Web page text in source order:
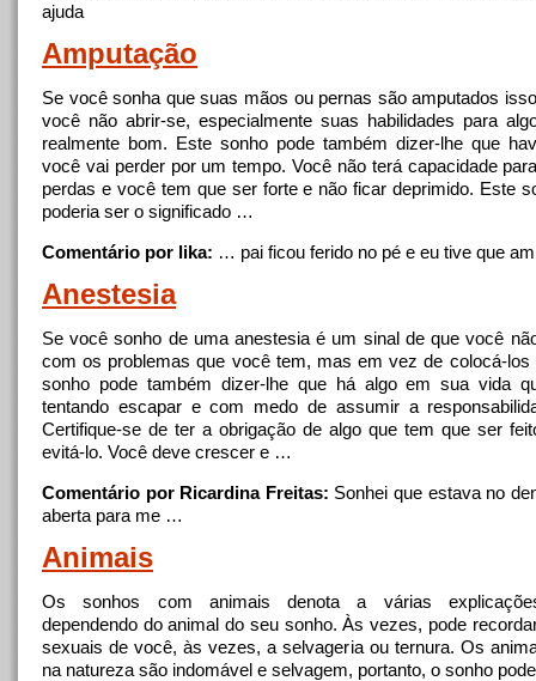
ajuda
Amputação
Se você sonha que suas mãos ou pernas são amputados
você não abrir-se, especialmente suas habilidades para
realmente bom. Este sonho pode também dizer-lhe que
você vai perder por um tempo. Você não terá capacidade
perdas e você tem que ser forte e não ficar deprimido. Este
poderia ser o significado …
Comentário por lika: … pai ficou ferido no pé e eu tive que
Anestesia
Se você sonho de uma anestesia é um sinal de que você
com os problemas que você tem, mas em vez de colocá-los
sonho pode também dizer-lhe que há algo em sua vida
tentando escapar e com medo de assumir a
Certifique-se de ter a obrigação de algo que tem que ser
evitá-lo. Você deve crescer e …
Comentário por Ricardina Freitas: Sonhei que estava no
aberta para me …
Animais
Os sonhos com animais denota a várias
dependendo do animal do seu sonho. Às vezes, pode
sexuais de você, às vezes, a selvageria ou ternura. Os
na natureza são indomável e selvagem, portanto, o sonho